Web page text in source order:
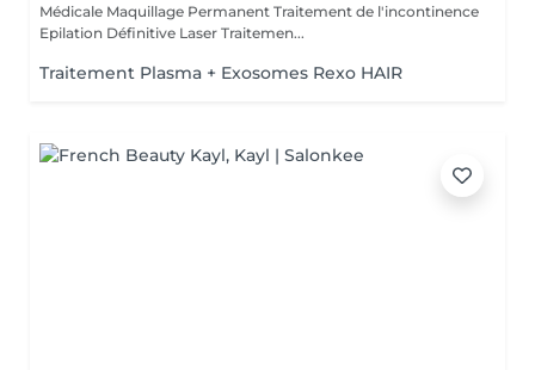
Médicale Maquillage Permanent Traitement de l'incontinence
Epilation Définitive Laser Traitemen...
Traitement Plasma + Exosomes Rexo HAIR